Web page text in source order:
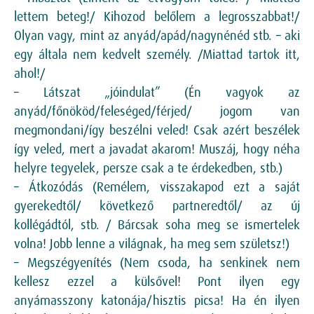
lettem beteg!/ Kihozod belőlem a legrosszabbat!/
Olyan vagy, mint az anyád/apád/nagynénéd stb. – aki
egy általa nem kedvelt személy. /Miattad tartok itt,
ahol!/
– Látszat „jóindulat” (Én vagyok az
anyád/főnököd/feleséged/férjed/ jogom van
megmondani/így beszélni veled! Csak azért beszélek
így veled, mert a javadat akarom! Muszáj, hogy néha
helyre tegyelek, persze csak a te érdekedben, stb.)
– Átkozódás (Remélem, visszakapod ezt a saját
gyerekedtől/ következő partneredtől/ az új
kollégádtól, stb. / Bárcsak soha meg se ismertelek
volna! Jobb lenne a világnak, ha meg sem születsz!)
– Megszégyenítés (Nem csoda, ha senkinek nem
kellesz ezzel a külsővel! Pont ilyen egy
anyámasszony katonája/hisztis picsa! Ha én ilyen